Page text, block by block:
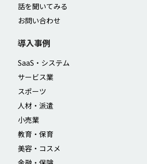
話を聞いてみる
お問い合わせ
導入事例
SaaS・システム
サービス業
スポーツ
人材・派遣
小売業
教育・保育
美容・コスメ